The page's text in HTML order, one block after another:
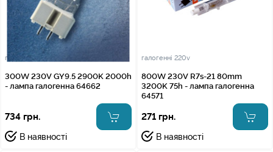
галогенні 220v
300W 230V GY9.5 2900K 2000h
- лампа галогенна 64662
734 грн.
В наявності
галогенні 220v
800W 230V R7s-21 80mm
3200K 75h - лампа галогенна
64571
271 грн.
В наявності